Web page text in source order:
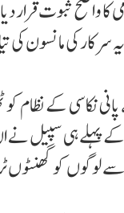
کا واضح ثبوت
کی مانسون کی
نکاسی کے نظام کو
ہی سپیل نے
لوگوں کو